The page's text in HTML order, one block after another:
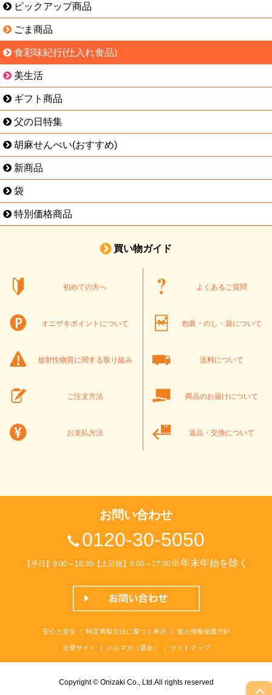
ピックアップ商品
ごま商品
食彩味紀行(仕入れ食品)
美生活
ギフト商品
父の日特集
胡麻せんべい(おすすめ)
新商品
袋
特別価格商品
買い物ガイド
初めての方へ よくあるご質問
オニザキポイントについて 包装・のし・袋について
放射性物質に関する取り組み 送料について
ご注文方法 商品のお届けについて
お支払方法 返品・交換について
お問い合わせ
0120-30-5050
【平日】9:00～18:30【土日祝】9:00～17:30※年末年始を除く
安心と安全｜ 特定商取引法に基づく表示｜ 個人情報保護方針
企業サイト ｜ メルマガ（退会） ｜ サイトマップ
Copyright © Onizaki Co., Ltd.All rights reserved